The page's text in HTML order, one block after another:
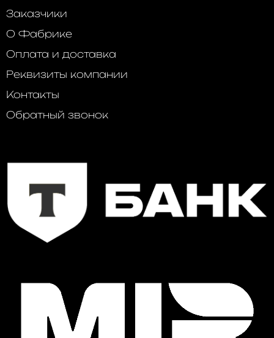
Заказчики
О Фабрике
Оплата и доставка
Реквизиты компании
Контакты
Обратный звонок